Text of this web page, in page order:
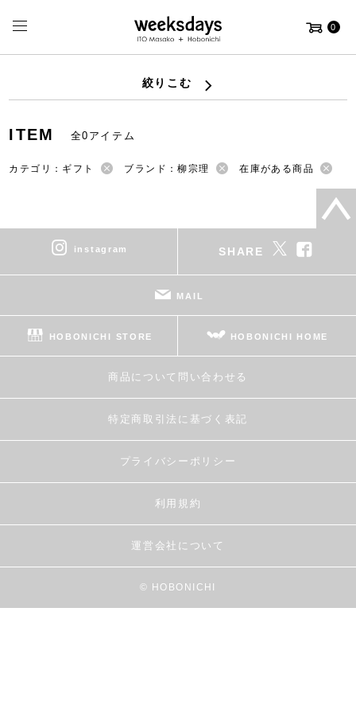
0
絞りこむ
ITEM 全0アイテム
カテゴリ：ギフト ブランド：柳宗理 在庫がある商品
instagram SHARE
MAIL
HOBONICHI STORE HOBONICHI HOME
商品について問い合わせる
特定商取引法に基づく表記
プライバシーポリシー
利用規約
運営会社について
© HOBONICHI